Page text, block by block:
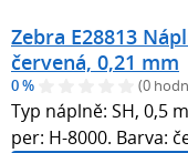
Zebra E28813
červená, 0,21 mm
0 % (0
Typ náplně: SH, 0,5
per: H-8000. Barva: